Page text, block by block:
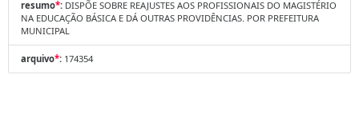
resumo*: DISPÕE SOBRE REAJUSTES AOS PROFISSIONAIS DO MAGISTÉRIO
NA EDUCAÇÃO BÁSICA E DÁ OUTRAS PROVIDÊNCIAS. POR PREFEITURA
MUNICIPAL
arquivo*: 174354